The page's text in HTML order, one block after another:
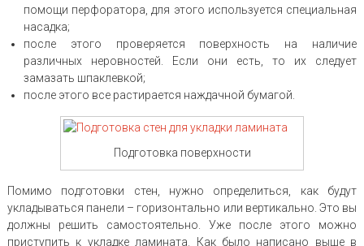
помощи перфоратора, для этого используется специальная
насадка;
после этого проверяется поверхность на наличие
различных неровностей. Если они есть, то их следует
замазать шпаклевкой;
после этого все растирается наждачной бумагой.
Подготовка поверхности
Помимо подготовки стен, нужно определиться, как будут
укладываться панели – горизонтально или вертикально. Это вы
должны решить самостоятельно. Уже после этого можно
приступить к укладке ламината. Как было написано выше в